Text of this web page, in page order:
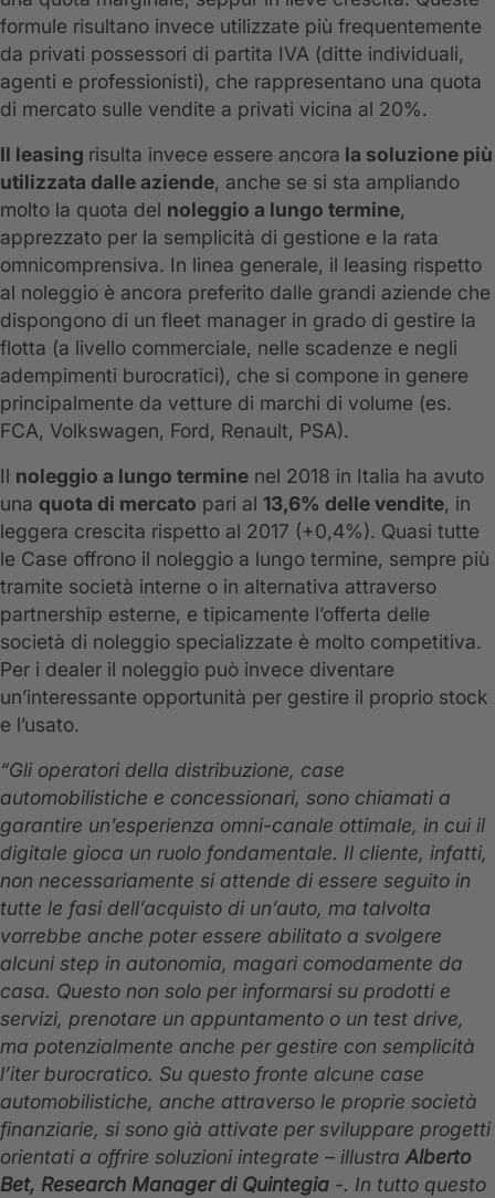
formule risultano invece utilizzate più frequentemente
da privati possessori di partita IVA (ditte individuali,
agenti e professionisti), che rappresentano una quota
di mercato sulle vendite a privati vicina al 20%.
Il leasing risulta invece essere ancora la soluzione più
utilizzata dalle aziende, anche se si sta ampliando
molto la quota del noleggio a lungo termine,
apprezzato per la semplicità di gestione e la rata
omnicomprensiva. In linea generale, il leasing rispetto
al noleggio è ancora preferito dalle grandi aziende che
dispongono di un fleet manager in grado di gestire la
flotta (a livello commerciale, nelle scadenze e negli
adempimenti burocratici), che si compone in genere
principalmente da vetture di marchi di volume (es.
FCA, Volkswagen, Ford, Renault, PSA).
Il noleggio a lungo termine nel 2018 in Italia ha avuto
una quota di mercato pari al 13,6% delle vendite, in
leggera crescita rispetto al 2017 (+0,4%). Quasi tutte
le Case offrono il noleggio a lungo termine, sempre più
tramite società interne o in alternativa attraverso
partnership esterne, e tipicamente l’offerta delle
società di noleggio specializzate è molto competitiva.
Per i dealer il noleggio può invece diventare
un’interessante opportunità per gestire il proprio stock
e l’usato.
“Gli operatori della distribuzione, case
automobilistiche e concessionari, sono chiamati a
garantire un’esperienza omni-canale ottimale, in cui il
digitale gioca un ruolo fondamentale. Il cliente, infatti,
non necessariamente si attende di essere seguito in
tutte le fasi dell’acquisto di un’auto, ma talvolta
vorrebbe anche poter essere abilitato a svolgere
alcuni step in autonomia, magari comodamente da
casa. Questo non solo per informarsi su prodotti e
servizi, prenotare un appuntamento o un test drive,
ma potenzialmente anche per gestire con semplicità
l’iter burocratico. Su questo fronte alcune case
automobilistiche, anche attraverso le proprie società
finanziarie, si sono già attivate per sviluppare progetti
orientati a offrire soluzioni integrate – illustraAlberto
Bet, Research Manager di Quintegia -. In tutto questo